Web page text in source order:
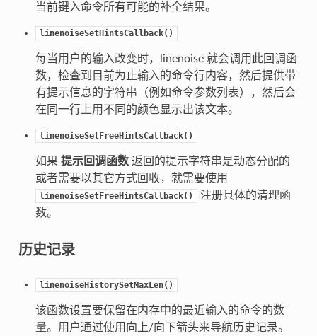
当前键入命令所有可能的补全结果。
linenoiseSetHintsCallback()
每当用户的输入改变时，linenoise 就会调用此回调函
数，检查到目前为止输入的命令行内容，然后提供带
有提示信息的字符串（例如命令参数列表），然后会
在同一行上用不同的颜色显示出该文本。
linenoiseSetFreeHintsCallback()
如果 提示回调函数返回的提示字符串是动态分配的
或者需要以其它方式回收，就需要使用
linenoiseSetFreeHintsCallback()
注册具体的清理函
数。
历史记录
linenoiseHistorySetMaxLen()
该函数设置要保留在内存中的最近输入的命令的数
量。用户通过使用向上/向下箭头来导航历史记录。